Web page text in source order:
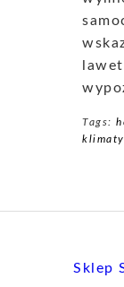
Tags:
Sklep